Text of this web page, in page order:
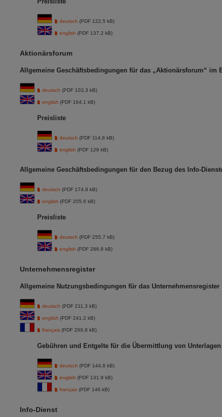
deutsch (PDF 122,5 kB)
english (PDF 137.2 kB)
Aktionärsforum
Allgemeine Geschäftsbedingungen für das „Aktionärsforum“ im
deutsch (PDF 103,3 kB)
english (PDF 164.1 kB)
Preisliste
deutsch (PDF 114,6 kB)
english (PDF 129 kB)
Allgemeine Geschäftsbedingungen für den Bezug des Info-
deutsch (PDF 174,8 kB)
english (PDF 205.6 kB)
Preisliste
deutsch (PDF 255,7 kB)
english (PDF 286.8 kB)
Unternehmensregister
Allgemeine Nutzungsbedingungen für das Unternehmensregister
deutsch (PDF 211,3 kB)
english (PDF 241.2 kB)
français (PDF 269,8 kB)
Gebühren und Entgelte für die Übermittlung von
deutsch (PDF 144,6 kB)
english (PDF 131.9 kB)
français (PDF 146 kB)
Info-Dienst